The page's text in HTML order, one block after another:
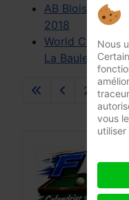
AB Blois :
2018
World Cup 3
La Baule 2018
26 27
Nous
vous
utiliser